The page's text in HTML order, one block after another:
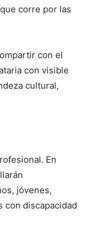
corre por las
con el
con visible
cultural,
En
jóvenes,
con discapacidad